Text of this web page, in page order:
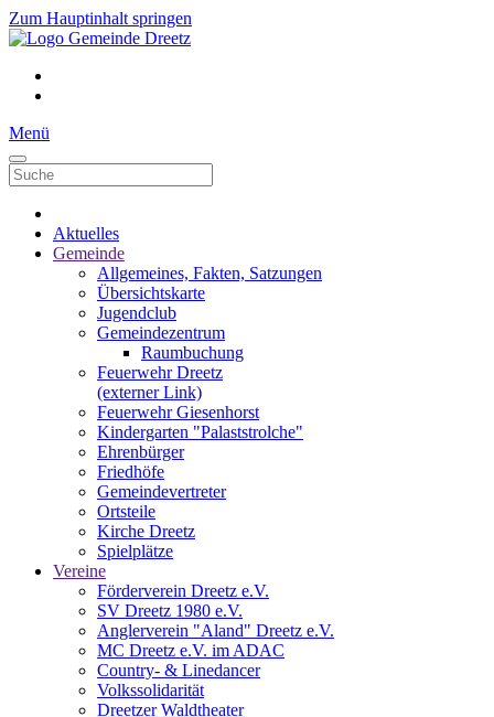
Zum Hauptinhalt springen
Menü
Aktuelles
Gemeinde
Allgemeines, Fakten, Satzungen
Übersichtskarte
Jugendclub
Gemeindezentrum
Raumbuchung
Feuerwehr Dreetz
(externer Link)
Feuerwehr Giesenhorst
Kindergarten "Palaststrolche"
Ehrenbürger
Friedhöfe
Gemeindevertreter
Ortsteile
Kirche Dreetz
Spielplätze
Vereine
Förderverein Dreetz e.V.
SV Dreetz 1980 e.V.
Anglerverein "Aland" Dreetz e.V.
MC Dreetz e.V. im ADAC
Country- & Linedancer
Volkssolidarität
Dreetzer Waldtheater